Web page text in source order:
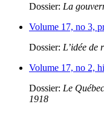
Dossier: La
Volume 17, no 3,
Dossier: L’idée de
Volume 17, no 2,
Dossier: Le
1918